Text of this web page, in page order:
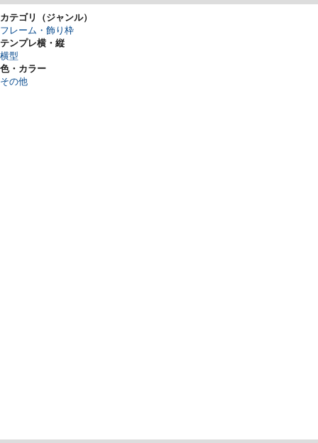
カテゴリ（ジャンル）
フレーム・飾り枠
テンプレ横・縦
横型
色・カラー
その他